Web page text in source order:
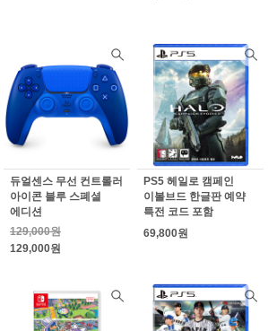
듀얼센스 무선 컨트롤러
아이콘 블루 스폐셜
에디션
129,000원
129,000원
PS5 헤일로 캠페인
이볼브드 한글판 예약
특전 코드 포함
69,800원